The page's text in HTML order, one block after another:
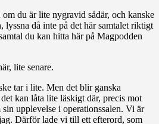
du är lite nygravid sådär, och kanske
då inte på det här samtalet riktigt
du kan hitta här på Magpodden
lite senare.
tar i lite. Men det blir ganska
kan låta lite läskigt där, precis mot
upplevelse i operationssalen. Vi är
Därför lade vi till ett efterord, som